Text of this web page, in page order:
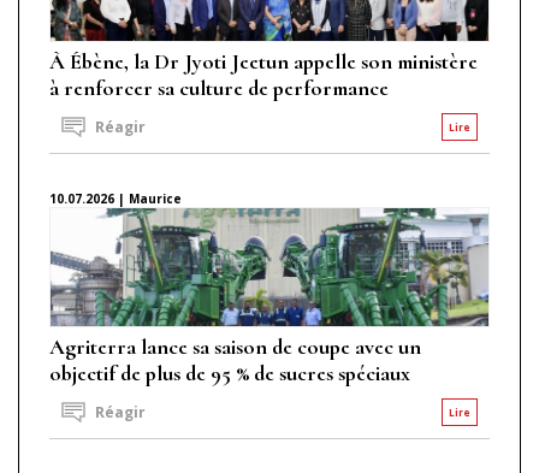
À Ébène, la Dr Jyoti Jeetun appelle son ministère
à renforcer sa culture de performance
Lire
Réagir
10.07.2026 | Maurice
Agriterra lance sa saison de coupe avec un
objectif de plus de 95 % de sucres spéciaux
Lire
Réagir